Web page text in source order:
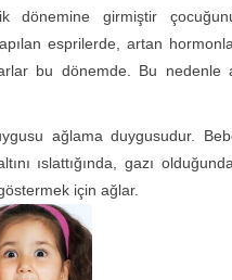
dönemine girmiştir
esprilerde, artan
bu dönemde. Bu nedenle
ağlama duygusudur.
ıslattığında, gazı
için ağlar.